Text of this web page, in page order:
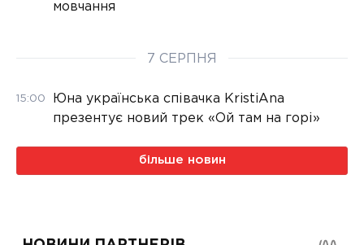
мовчання
7 СЕРПНЯ
15:00
Юна українська співачка KristiAna
презентує новий трек «Ой там на горі»
більше новин